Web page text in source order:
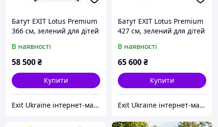
Батут EXIT Lotus Premium
366 см, зелений для дітей
В наявності
58 500₴
Купити
Exit Ukraine інтернет-магазин
Батут EXIT Lotus Premium
427 см, зелений для дітей
В наявності
65 600₴
Купити
Exit Ukraine інтернет-магазин